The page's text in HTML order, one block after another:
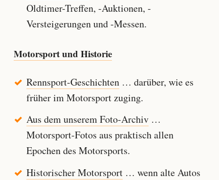
Oldtimer-Treffen, -Auktionen, -
Versteigerungen und -Messen.
Motorsport und Historie
Rennsport-Geschichten… darüber, wie es
früher im Motorsport zuging.
Aus dem unserem Foto-Archiv…
Motorsport-Fotos aus praktisch allen
Epochen des Motorsports.
Historischer Motorsport… wenn alte Autos